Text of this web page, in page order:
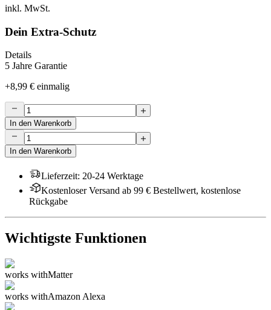
inkl. MwSt.
Dein Extra-Schutz
Details
5 Jahre Garantie
+8,99 € einmalig
In den Warenkorb
In den Warenkorb
Lieferzeit: 20-24 Werktage
Kostenloser Versand ab 99 € Bestellwert, kostenlose
Rückgabe
Wichtigste Funktionen
works withMatter
works withAmazon Alexa